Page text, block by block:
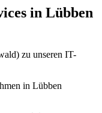
in Lübben
zu unseren IT-
in Lübben